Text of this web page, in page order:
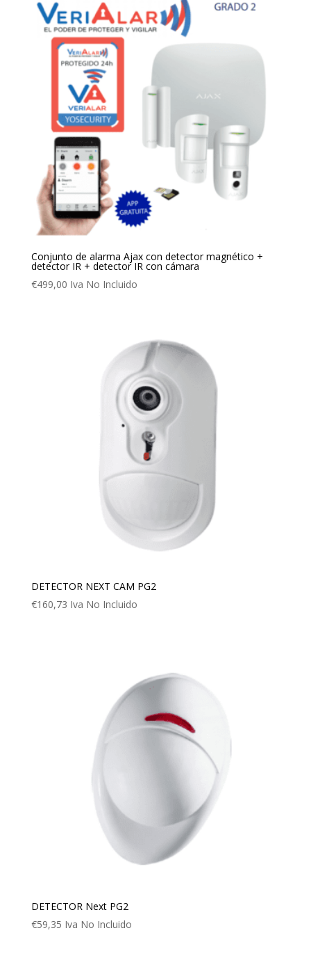
Conjunto de alarma Ajax con detector magnético +
detector IR + detector IR con cámara
€499,00 Iva No Incluido
DETECTOR NEXT CAM PG2
€160,73 Iva No Incluido
DETECTOR Next PG2
€59,35 Iva No Incluido